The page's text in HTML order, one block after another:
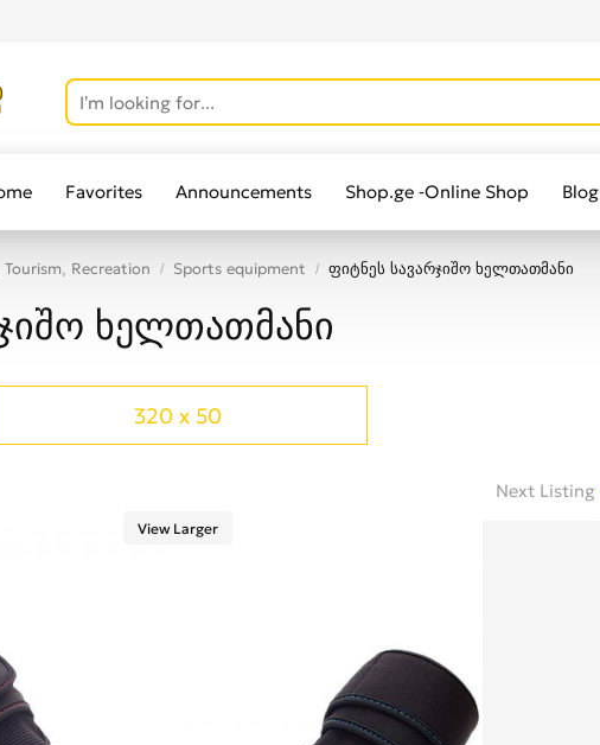
Favorites Announcements Shop.ge -Online Shop Blog
Recreation Sports equipment ფიტნეს სავარჯიშო ხელთათმანი
ხელთათმანი
320 x 50
Next Listing
View Larger